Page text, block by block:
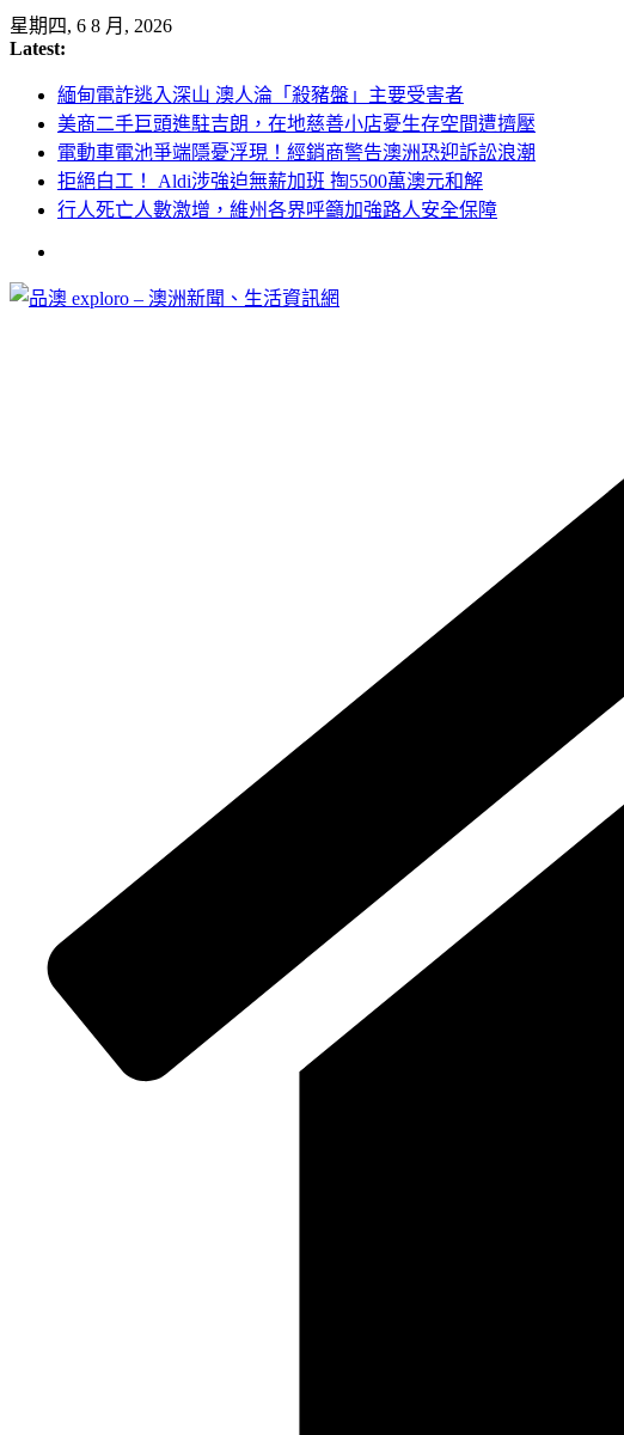
Skip
to
content
星期四, 6 8 月, 2026
Latest:
緬甸電詐逃入深山 澳人淪「殺豬盤」主要受害者
美商二手巨頭進駐吉朗，在地慈善小店憂生存空間遭擠壓
電動車電池爭端隱憂浮現！經銷商警告澳洲恐迎訴訟浪潮
拒絕白工！ Aldi涉強迫無薪加班 掏5500萬澳元和解
行人死亡人數激增，維州各界呼籲加強路人安全保障